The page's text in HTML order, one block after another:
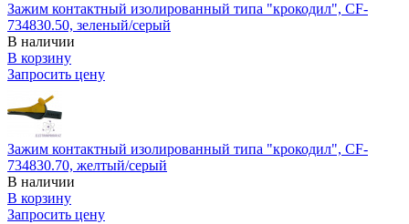
Зажим контактный изолированный типа "крокодил", CF-
734830.50, зеленый/серый
В наличии
В корзину
Запросить цену
Зажим контактный изолированный типа "крокодил", CF-
734830.70, желтый/серый
В наличии
В корзину
Запросить цену